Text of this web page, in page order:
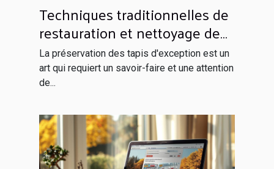
Techniques traditionnelles de
restauration et nettoyage de
tapis d'exception
La préservation des tapis d'exception est un
art qui requiert un savoir-faire et une attention
de...